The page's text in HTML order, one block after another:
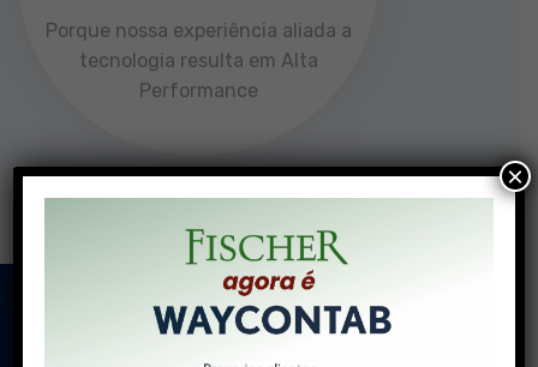
Porque nossa experiência aliada a
tecnologia resulta em Alta
Performance
×